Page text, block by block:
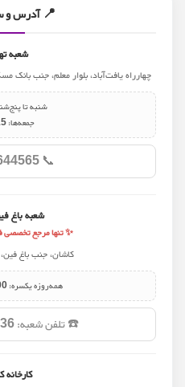
📍 آدرس و
شعبه
چهارراه یافت‌آباد، بلوار معلم، جنب بانک
شنبه تا
جمعه‌ها:
📞
شعبه باغ
✨ تنها مرجع
کاشان، جنب باغ فین،
همه‌روزه یکسره:
☎️ تلفن شعبه:
کارخانه